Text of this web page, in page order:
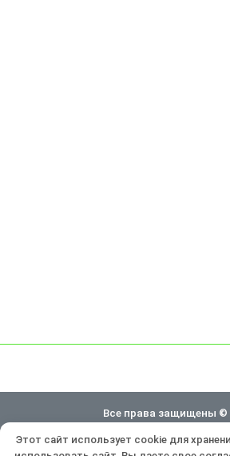
Все права защищены ©
Политика
Этот сайт использует cookie для